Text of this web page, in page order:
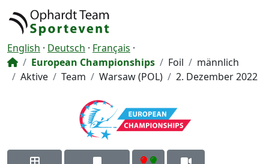
English · Deutsch · Français ·
European Championships
Foil
männlich
Aktive
Team Warsaw (POL) 2. Dezember 2022